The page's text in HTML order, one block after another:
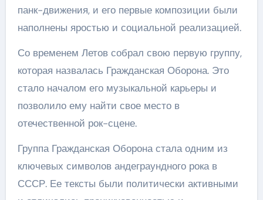
панк-движения, и его первые композиции были
наполнены яростью и социальной реализацией.
Со временем Летов собрал свою первую группу,
которая назвалась Гражданская Оборона. Это
стало началом его музыкальной карьеры и
позволило ему найти свое место в
отечественной рок-сцене.
Группа Гражданская Оборона стала одним из
ключевых символов андеграундного рока в
СССР. Ее тексты были политически активными